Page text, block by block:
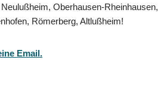
Oberhausen-Rheinhausen,
Römerberg, Altlußheim!
Email.